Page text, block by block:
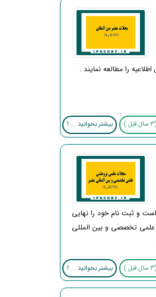
بیشتر بخوانید ... !
و ثبت نام خود را نهایی
تخصصی و بین المللی
بیشتر بخوانید ... !